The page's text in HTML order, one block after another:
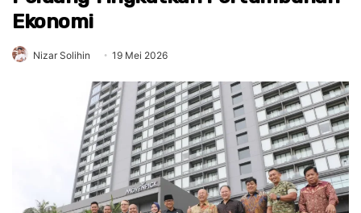
Ekonomi
Nizar Solihin 19 Mei 2026